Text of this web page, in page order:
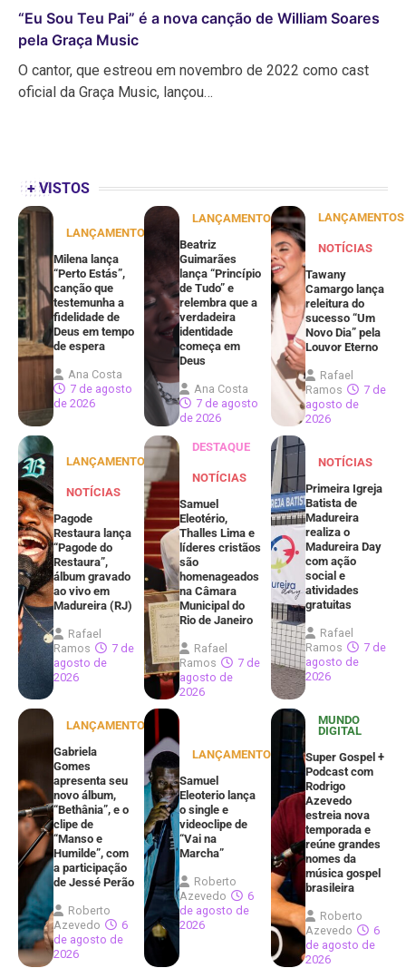
“Eu Sou Teu Pai” é a nova canção de William Soares
pela Graça Music
O cantor, que estreou em novembro de 2022 como cast
oficial da Graça Music, lançou…
+ VISTOS
LANÇAMENTOS
Milena lança
“Perto Estás”,
canção que
testemunha a
fidelidade de
Deus em tempo
de espera
Ana Costa
7 de agosto
de 2026
LANÇAMENTOS
Beatriz
Guimarães
lança “Princípio
de Tudo” e
relembra que a
verdadeira
identidade
começa em
Deus
Ana Costa
7 de agosto
de 2026
LANÇAMENTOS
NOTÍCIAS
Tawany
Camargo lança
releitura do
sucesso “Um
Novo Dia” pela
Louvor Eterno
Rafael
Ramos
7 de
agosto de
2026
LANÇAMENTOS
NOTÍCIAS
Pagode
Restaura lança
“Pagode do
Restaura”,
álbum gravado
ao vivo em
Madureira (RJ)
Rafael
Ramos
7 de
agosto de
2026
DESTAQUE
NOTÍCIAS
Samuel
Eleotério,
Thalles Lima e
líderes cristãos
são
homenageados
na Câmara
Municipal do
Rio de Janeiro
Rafael
Ramos
7 de
agosto de
2026
NOTÍCIAS
Primeira Igreja
Batista de
Madureira
realiza o
Madureira Day
com ação
social e
atividades
gratuitas
Rafael
Ramos
7 de
agosto de
2026
LANÇAMENTOS
Gabriela
Gomes
apresenta seu
novo álbum,
“Bethânia”, e o
clipe de
“Manso e
Humilde”, com
a participação
de Jessé Perão
Roberto
Azevedo
6
de agosto de
2026
LANÇAMENTOS
Samuel
Eleoterio lança
o single e
videoclipe de
“Vai na
Marcha”
Roberto
Azevedo
6
de agosto de
2026
MUNDO
DIGITAL
Super Gospel +
Podcast com
Rodrigo
Azevedo
estreia nova
temporada e
reúne grandes
nomes da
música gospel
brasileira
Roberto
Azevedo
6
de agosto de
2026